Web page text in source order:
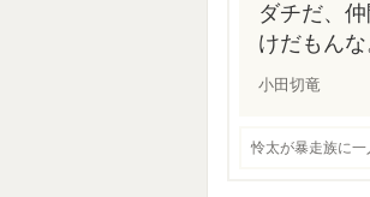
ダチだ、
けだもん
小田切竜
怜太が暴走族に